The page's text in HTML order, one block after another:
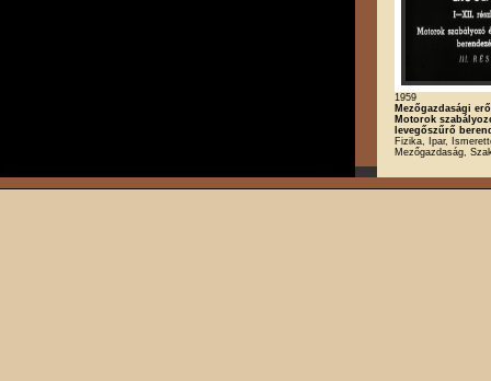
1959
Mezőgazdasági
Motorok
levegőszűrő
Fizika, Ipar,
Mezőgazdaság,